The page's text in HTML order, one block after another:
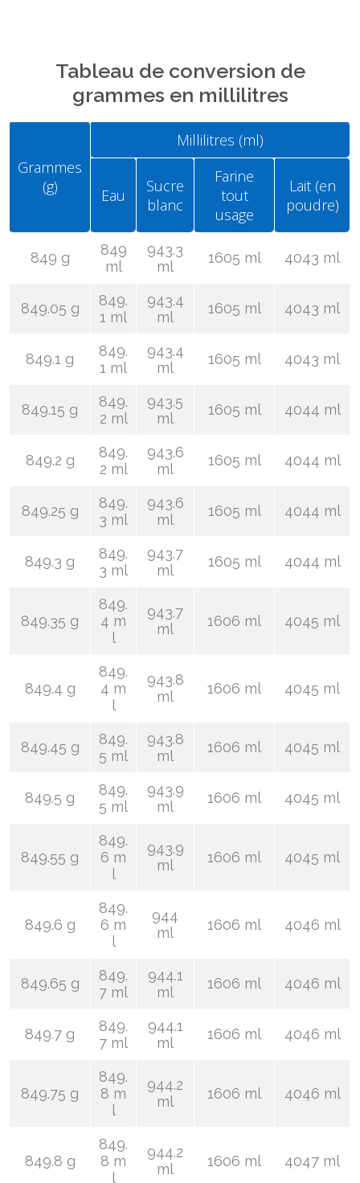
Tableau de conversion de
grammes en millilitres
Grammes
(g)
Millilitres (ml)
Eau
Sucre
blanc
Farine
tout
usage
Lait (en
poudre)
849 g
849
ml
943.3
ml
1605 ml 4043 ml
849.05 g
849.
1 ml
943.4
ml
1605 ml 4043 ml
849.1 g
849.
1 ml
943.4
ml
1605 ml 4043 ml
849.15 g
849.
2 ml
943.5
ml
1605 ml 4044 ml
849.2 g
849.
2 ml
943.6
ml
1605 ml 4044 ml
849.25 g
849.
3 ml
943.6
ml
1605 ml 4044 ml
849.3 g
849.
3 ml
943.7
ml
1605 ml 4044 ml
849.35 g
849.
4 m
l
943.7
ml
1606 ml 4045 ml
849.4 g
849.
4 m
l
943.8
ml
1606 ml 4045 ml
849.45 g
849.
5 ml
943.8
ml
1606 ml 4045 ml
849.5 g
849.
5 ml
943.9
ml
1606 ml 4045 ml
849.55 g
849.
6 m
l
943.9
ml
1606 ml 4045 ml
849.6 g
849.
6 m
l
944
ml
1606 ml 4046 ml
849.65 g
849.
7 ml
944.1
ml
1606 ml 4046 ml
849.7 g
849.
7 ml
944.1
ml
1606 ml 4046 ml
849.75 g
849.
8 m
l
944.2
ml
1606 ml 4046 ml
849.8 g
849.
8 m
l
944.2
ml
1606 ml 4047 ml